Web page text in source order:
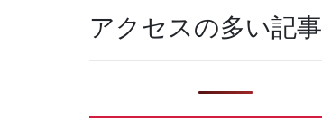
アクセスの多い記事